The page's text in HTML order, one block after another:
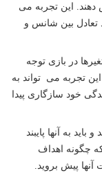
دهند. این تجربه می
تعادل بین شانس و
در بازی توجه
این تجربه می تواند به
خود سازگاری پیدا
به آنها پایبند
چگونه اهداف
پیش بروید.